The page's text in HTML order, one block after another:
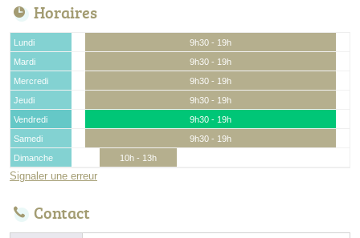
Horaires
Lundi
9h30 - 19h
Mardi
9h30 - 19h
Mercredi
9h30 - 19h
Jeudi
9h30 - 19h
Vendredi
9h30 - 19h
Samedi
9h30 - 19h
Dimanche
10h - 13h
Signaler une erreur
Contact